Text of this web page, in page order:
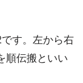
す。左から右
順伝搬といい